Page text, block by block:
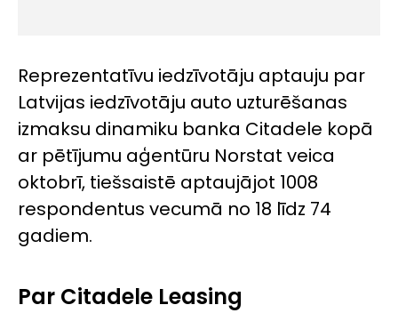
Reprezentatīvu iedzīvotāju aptauju par
Latvijas iedzīvotāju auto uzturēšanas
izmaksu dinamiku banka Citadele kopā
ar pētījumu aģentūru Norstat veica
oktobrī, tiešsaistē aptaujājot 1008
respondentus vecumā no 18 līdz 74
gadiem.
Par Citadele Leasing